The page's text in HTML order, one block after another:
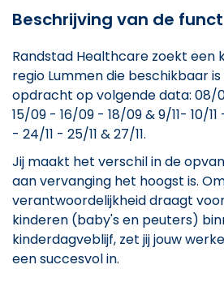
Beschrijving van de
Randstad Healthcare zoekt een
regio Lummen die beschikbaar
opdracht op volgende data: 08/
15/09 - 16/09 - 18/09 & 9/11- 10/11
- 24/11 - 25/11 & 27/11.
Jij maakt het verschil in de
aan vervanging het hoogst is.
verantwoordelijkheid draagt
kinderen (baby's en peuters)
kinderdagveblijf, zet jij jouw
een succesvol in.